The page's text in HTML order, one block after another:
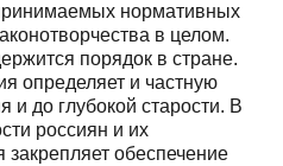
нормативных
в целом.
порядок в стране.
определяет и частную
и до глубокой старости. В
россиян и их
закрепляет обеспечение